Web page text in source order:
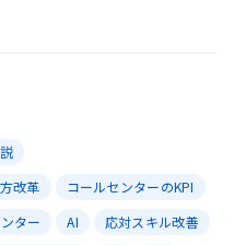
改革
コールセンターのKPI
ター AI
応対スキル改善